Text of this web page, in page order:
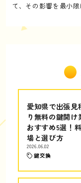
て、その影響を最小
愛知県で出張見
り無料の鍵開け
おすすめ5選！
場と選び方
2026.06.02
鍵交換